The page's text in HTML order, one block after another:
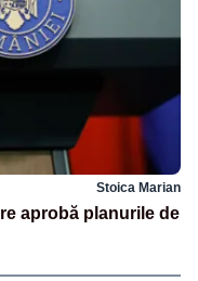
Stoica Marian
aprobă planurile de